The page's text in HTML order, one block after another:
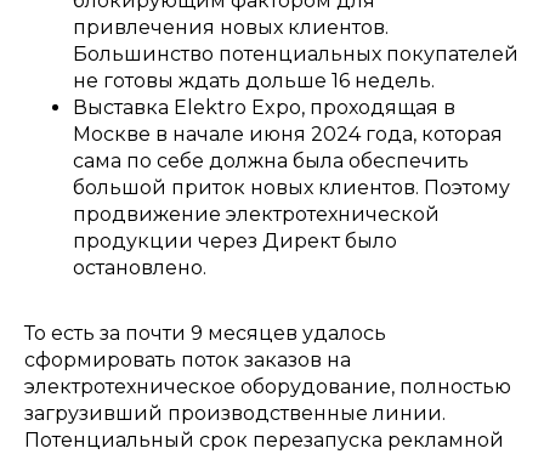
привлечения новых клиентов.
Большинство потенциальных покупателей
не готовы ждать дольше 16 недель.
Выставка Elektro Expo, проходящая в
Москве в начале июня 2024 года, которая
сама по себе должна была обеспечить
большой приток новых клиентов. Поэтому
продвижение электротехнической
продукции через Директ было
остановлено.
То есть за почти 9 месяцев удалось
сформировать поток заказов на
электротехническое оборудование, полностью
загрузивший производственные линии.
Потенциальный срок перезапуска рекламной